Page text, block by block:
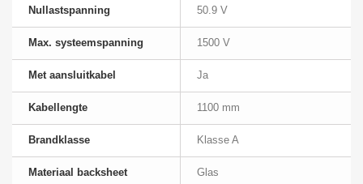
Nullastspanning 50.9 V
Max. systeemspanning 1500 V
Met aansluitkabel Ja
Kabellengte 1100 mm
Brandklasse Klasse A
Materiaal backsheet Glas